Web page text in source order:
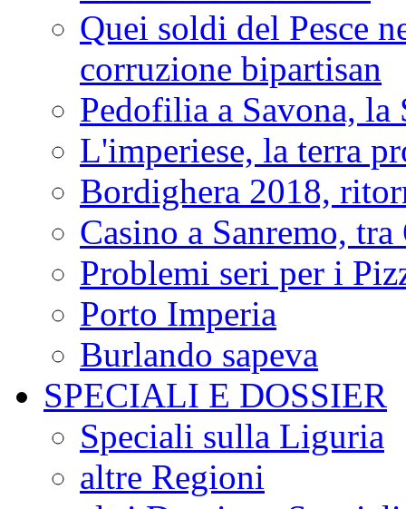
Quei soldi del Pesce
corruzione bipartisan
Pedofilia a Savona, la
L'imperiese, la terra
Bordighera 2018,
Casino a Sanremo,
Problemi seri per i
Porto Imperia
Burlando sapeva
SPECIALI E DOSSIER
Speciali sulla Liguria
altre Regioni